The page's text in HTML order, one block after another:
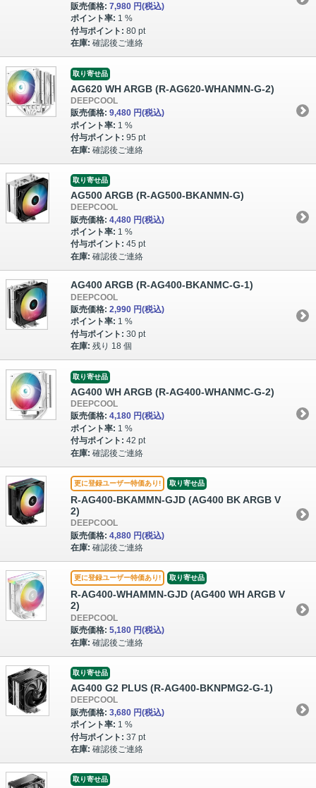
販売価格: 7,980 円(税込)
ポイント率: 1 %
付与ポイント: 80 pt
在庫: 確認後ご連絡
取り寄せ品
AG620 WH ARGB (R-AG620-WHANMN-G-2)
DEEPCOOL
販売価格: 9,480 円(税込)
ポイント率: 1 %
付与ポイント: 95 pt
在庫: 確認後ご連絡
取り寄せ品
AG500 ARGB (R-AG500-BKANMN-G)
DEEPCOOL
販売価格: 4,480 円(税込)
ポイント率: 1 %
付与ポイント: 45 pt
在庫: 確認後ご連絡
AG400 ARGB (R-AG400-BKANMC-G-1)
DEEPCOOL
販売価格: 2,990 円(税込)
ポイント率: 1 %
付与ポイント: 30 pt
在庫: 残り 18 個
取り寄せ品
AG400 WH ARGB (R-AG400-WHANMC-G-2)
DEEPCOOL
販売価格: 4,180 円(税込)
ポイント率: 1 %
付与ポイント: 42 pt
在庫: 確認後ご連絡
更に登録ユーザー特価あり! 取り寄せ品
R-AG400-BKAMMN-GJD (AG400 BK ARGB V
2)
DEEPCOOL
販売価格: 4,880 円(税込)
在庫: 確認後ご連絡
更に登録ユーザー特価あり! 取り寄せ品
R-AG400-WHAMMN-GJD (AG400 WH ARGB V
2)
DEEPCOOL
販売価格: 5,180 円(税込)
在庫: 確認後ご連絡
取り寄せ品
AG400 G2 PLUS (R-AG400-BKNPMG2-G-1)
DEEPCOOL
販売価格: 3,680 円(税込)
ポイント率: 1 %
付与ポイント: 37 pt
在庫: 確認後ご連絡
取り寄せ品